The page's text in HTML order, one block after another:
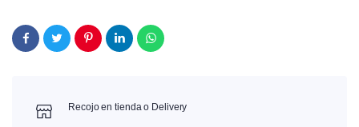
Recojo en tienda o Delivery